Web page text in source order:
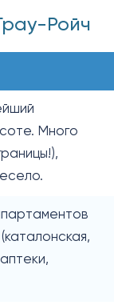
Ройч
Много